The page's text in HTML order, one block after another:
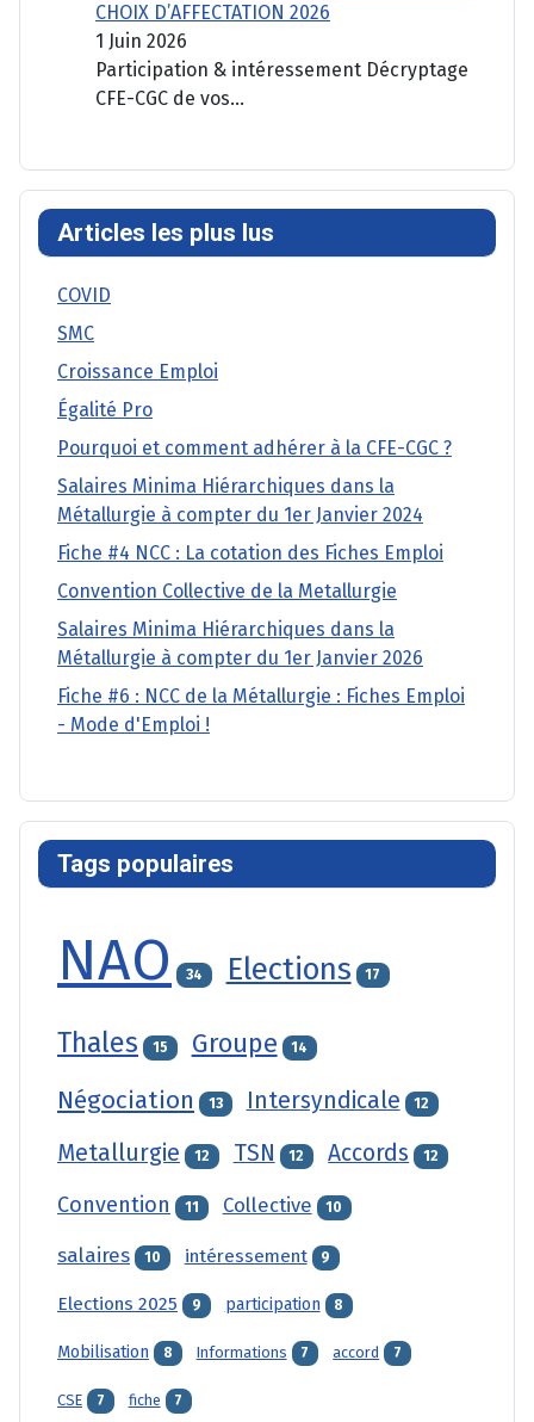
CHOIX D’AFFECTATION 2026
1 Juin 2026
Participation & intéressement Décryptage
CFE-CGC de vos...
Articles les plus lus
COVID
SMC
Croissance Emploi
Égalité Pro
Pourquoi et comment adhérer à la CFE-CGC ?
Salaires Minima Hiérarchiques dans la
Métallurgie à compter du 1er Janvier 2024
Fiche #4 NCC : La cotation des Fiches Emploi
Convention Collective de la Metallurgie
Salaires Minima Hiérarchiques dans la
Métallurgie à compter du 1er Janvier 2026
Fiche #6 : NCC de la Métallurgie : Fiches Emploi
- Mode d'Emploi !
Tags populaires
NAO 34 Elections 17
Thales 15 Groupe 14
Négociation 13 Intersyndicale 12
Metallurgie 12 TSN 12 Accords 12
Convention 11 Collective 10
salaires 10 intéressement 9
Elections 2025 9 participation 8
Mobilisation 8 Informations 7 accord 7
CSE 7 fiche 7